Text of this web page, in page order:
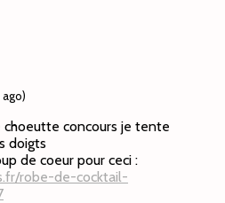
ago)
choeutte concours je tente
doigts
de coeur pour ceci :
robe-de-cocktail-